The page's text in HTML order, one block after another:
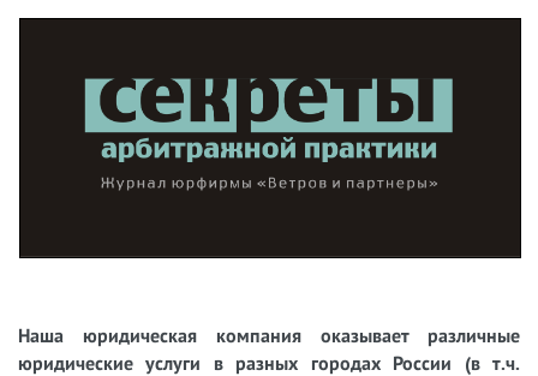
Наша юридическая компания оказывает различные
юридические услуги в разных городах России (в т.ч.